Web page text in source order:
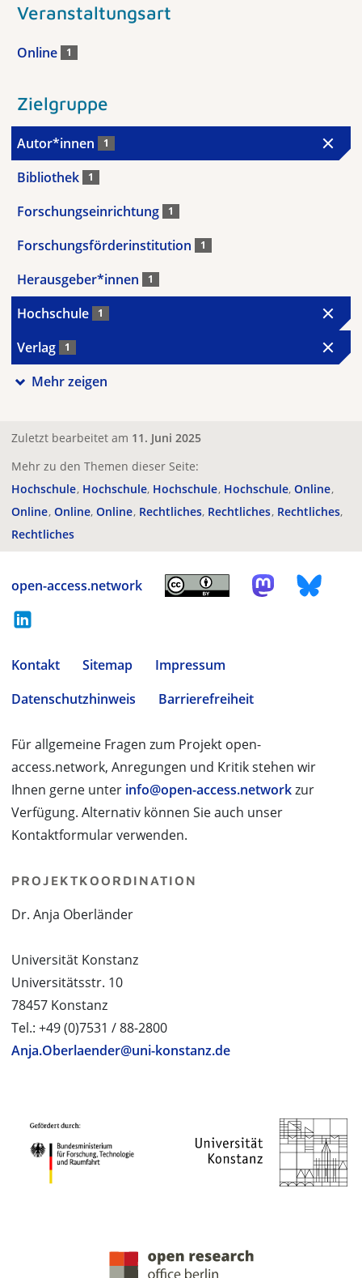
Veranstaltungsart
Online 1
Zielgruppe
Autor*innen 1
Bibliothek 1
Forschungseinrichtung 1
Forschungsförderinstitution 1
Herausgeber*innen 1
Hochschule 1
Verlag 1
Mehr zeigen
Zuletzt bearbeitet am 11. Juni 2025
Mehr zu den Themen dieser Seite:
Hochschule Hochschule Hochschule Hochschule Online
Online Online Online Rechtliches Rechtliches Rechtliches
Rechtliches
open-access.network
Kontakt Sitemap
Impressum
Datenschutzhinweis
Barrierefreiheit
Für allgemeine Fragen zum Projekt open-
access.network, Anregungen und Kritik stehen wir
Ihnen gerne unter info@open-access.networkzur
Verfügung. Alternativ können Sie auch unser
Kontaktformular verwenden.
PROJEKTKOORDINATION
Dr. Anja Oberländer
Universität Konstanz
Universitätsstr. 10
78457 Konstanz
Tel.: +49 (0)7531 / 88-2800
Anja.Oberlaender@uni-konstanz.de